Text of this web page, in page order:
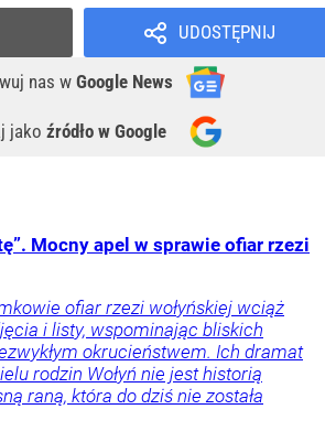
UDOSTĘPNIJ
nas w Google News
jako źródło w Google
Mocny apel w sprawie ofiar rzezi
ofiar rzezi wołyńskiej wciąż
i listy, wspominając bliskich
okrucieństwem. Ich dramat
rodzin Wołyń nie jest historią
raną, która do dziś nie została